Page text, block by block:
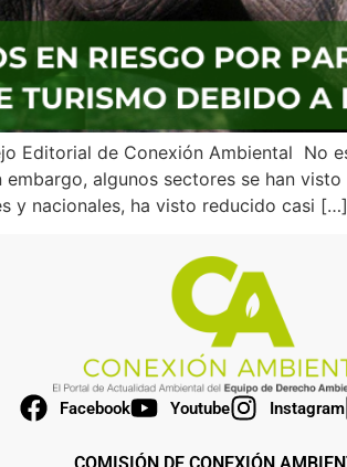
Editorial de Conexión Ambiental No
algunos sectores se han
y nacionales, ha visto reducido casi […]
Facebook Youtube Instagram